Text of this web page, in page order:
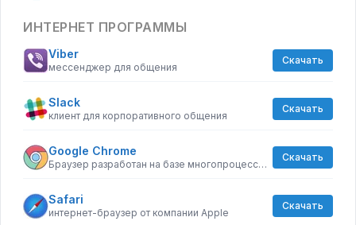
ИНТЕРНЕТ ПРОГРАММЫ
Viber
мессенджер для общения
Скачать
Slack
клиент для корпоративного общения
Скачать
Google Chrome
Браузер разработан на базе многопроцессорной архитектуры, которая существенно повышает стабильность и безопасность загрузки страниц.
Скачать
Safari
интернет-браузер от компании Apple
Скачать